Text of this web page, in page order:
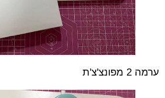
ערמה 2 מפונצ'צ'ת